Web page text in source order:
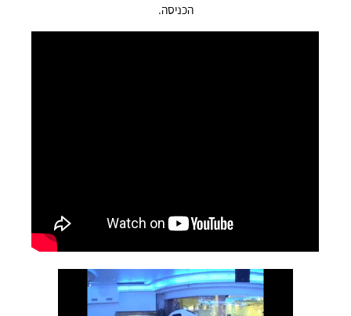
הכניסה.